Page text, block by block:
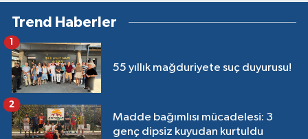
Trend Haberler
55 yıllık mağduriyete suç duyurusu!
1
Madde bağımlısı mücadelesi: 3
genç dipsiz kuyudan kurtuldu
2